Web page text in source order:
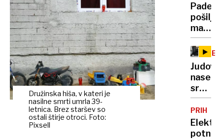
Družinska hiša, v kateri je
nasilne smrti umrla 39-
letnica. Brez staršev so
ostali štirje otroci. Foto:
Pixsell
Padec
pošiljk
malih
novi
stroški
že
in
Sheina
sredi
noči
požgali
vas